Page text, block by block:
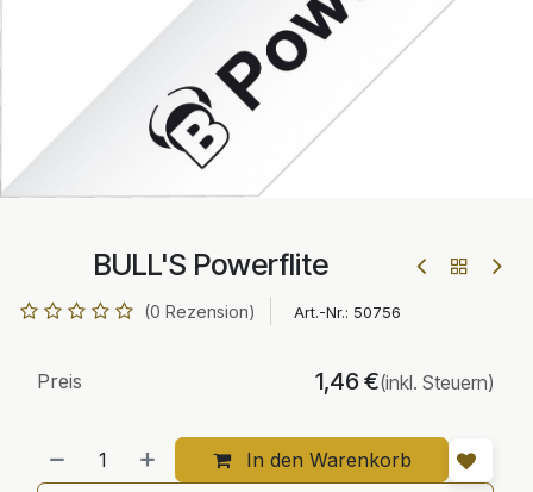
BULL'S Powerflite
(0 Rezension) Art.-Nr.: 50756
In den Warenkorb
Preis 1,46 €(inkl. Steuern)